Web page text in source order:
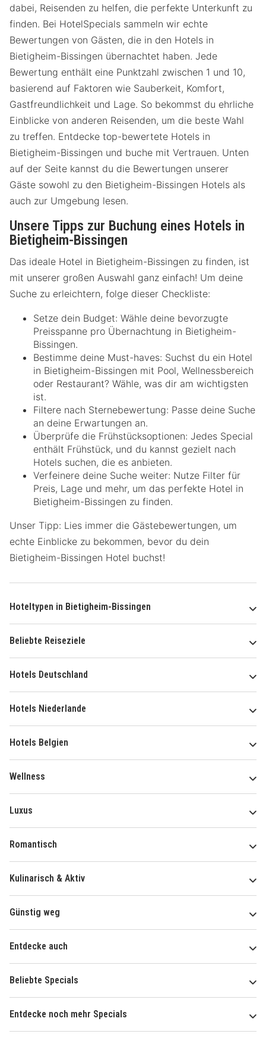
dabei, Reisenden zu helfen, die perfekte Unterkunft zu
finden. Bei HotelSpecials sammeln wir echte
Bewertungen von Gästen, die in den Hotels in
Bietigheim-Bissingen übernachtet haben. Jede
Bewertung enthält eine Punktzahl zwischen 1 und 10,
basierend auf Faktoren wie Sauberkeit, Komfort,
Gastfreundlichkeit und Lage. So bekommst du ehrliche
Einblicke von anderen Reisenden, um die beste Wahl
zu treffen. Entdecke top-bewertete Hotels in
Bietigheim-Bissingen und buche mit Vertrauen. Unten
auf der Seite kannst du die Bewertungen unserer
Gäste sowohl zu den Bietigheim-Bissingen Hotels als
auch zur Umgebung lesen.
Unsere Tipps zur Buchung eines Hotels in
Bietigheim-Bissingen
Das ideale Hotel in Bietigheim-Bissingen zu finden, ist
mit unserer großen Auswahl ganz einfach! Um deine
Suche zu erleichtern, folge dieser Checkliste:
Setze dein Budget: Wähle deine bevorzugte
Preisspanne pro Übernachtung in Bietigheim-
Bissingen.
Bestimme deine Must-haves: Suchst du ein Hotel
in Bietigheim-Bissingen mit Pool, Wellnessbereich
oder Restaurant? Wähle, was dir am wichtigsten
ist.
Filtere nach Sternebewertung: Passe deine Suche
an deine Erwartungen an.
Überprüfe die Frühstücksoptionen: Jedes Special
enthält Frühstück, und du kannst gezielt nach
Hotels suchen, die es anbieten.
Verfeinere deine Suche weiter: Nutze Filter für
Preis, Lage und mehr, um das perfekte Hotel in
Bietigheim-Bissingen zu finden.
Unser Tipp: Lies immer die Gästebewertungen, um
echte Einblicke zu bekommen, bevor du dein
Bietigheim-Bissingen Hotel buchst!
Hoteltypen in Bietigheim-Bissingen
Beliebte Reiseziele
Hotels Deutschland
Hotels Niederlande
Hotels Belgien
Wellness
Luxus
Romantisch
Kulinarisch & Aktiv
Günstig weg
Entdecke auch
Beliebte Specials
Entdecke noch mehr Specials